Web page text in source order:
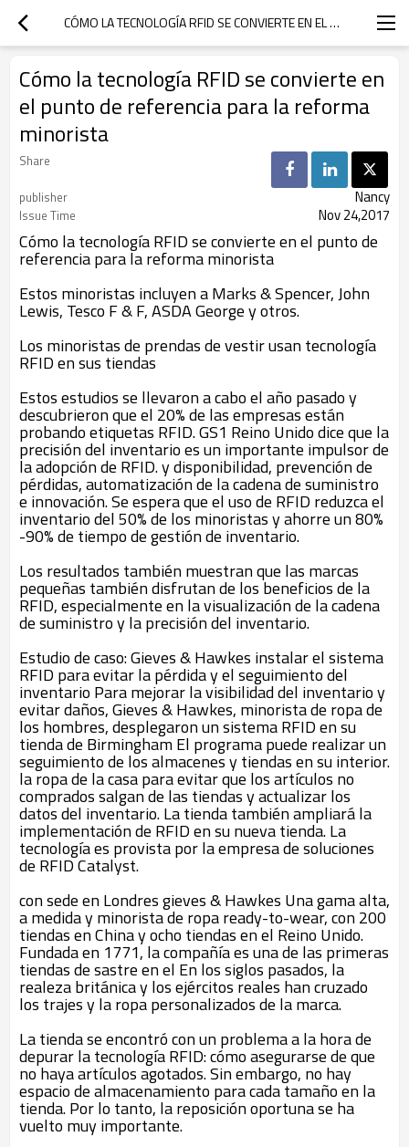
CÓMO LA TECNOLOGÍA RFID SE CONVIERTE EN EL PUNTO DE REFERENCIA PARA LA REFORMA MINORISTA
Cómo la tecnología RFID se convierte en
el punto de referencia para la reforma
minorista
Share
publisher
Nancy
Issue Time Nov 24,2017
Cómo la tecnología RFID se convierte en el punto de
referencia para la reforma minorista
Estos minoristas incluyen a Marks & Spencer, John
Lewis, Tesco F & F, ASDA George y otros.
Los minoristas de prendas de vestir usan tecnología
RFID en sus tiendas
Estos estudios se llevaron a cabo el año pasado y
descubrieron que el 20% de las empresas están
probando etiquetas RFID. GS1 Reino Unido dice que la
precisión del inventario es un importante impulsor de
la adopción de RFID. y disponibilidad, prevención de
pérdidas, automatización de la cadena de suministro
e innovación. Se espera que el uso de RFID reduzca el
inventario del 50% de los minoristas y ahorre un 80%
-90% de tiempo de gestión de inventario.
Los resultados también muestran que las marcas
pequeñas también disfrutan de los beneficios de la
RFID, especialmente en la visualización de la cadena
de suministro y la precisión del inventario.
Estudio de caso: Gieves & Hawkes instalar el sistema
RFID para evitar la pérdida y el seguimiento del
inventario Para mejorar la visibilidad del inventario y
evitar daños, Gieves & Hawkes, minorista de ropa de
los hombres, desplegaron un sistema RFID en su
tienda de Birmingham El programa puede realizar un
seguimiento de los almacenes y tiendas en su interior.
la ropa de la casa para evitar que los artículos no
comprados salgan de las tiendas y actualizar los
datos del inventario. La tienda también ampliará la
implementación de RFID en su nueva tienda. La
tecnología es provista por la empresa de soluciones
de RFID Catalyst.
con sede en Londres gieves & Hawkes Una gama alta,
a medida y minorista de ropa ready-to-wear, con 200
tiendas en China y ocho tiendas en el Reino Unido.
Fundada en 1771, la compañía es una de las primeras
tiendas de sastre en el En los siglos pasados, la
realeza británica y los ejércitos reales han cruzado
los trajes y la ropa personalizados de la marca.
La tienda se encontró con un problema a la hora de
depurar la tecnología RFID: cómo asegurarse de que
no haya artículos agotados. Sin embargo, no hay
espacio de almacenamiento para cada tamaño en la
tienda. Por lo tanto, la reposición oportuna se ha
vuelto muy importante.